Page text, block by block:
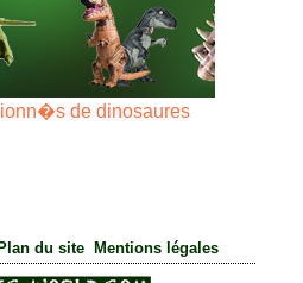
de dinosaures
Plan du site| Mentions légales